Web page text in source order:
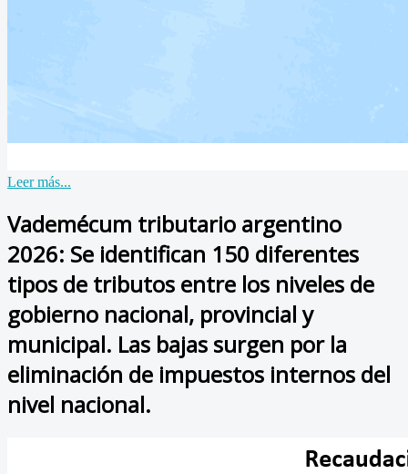
Leer más...
Vademécum tributario argentino
2026: Se identifican 150 diferentes
tipos de tributos entre los niveles de
gobierno nacional, provincial y
municipal. Las bajas surgen por la
eliminación de impuestos internos del
nivel nacional.